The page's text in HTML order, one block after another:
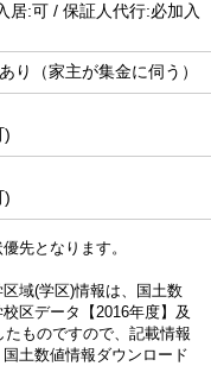
居:可 / 保証人代行:必加入
り（家主が集金に伺う）
)
)
先となります。
域(学区)情報は、国土数
区データ【2016年度】及
ものですので、記載情報
土数値情報ダウンロード